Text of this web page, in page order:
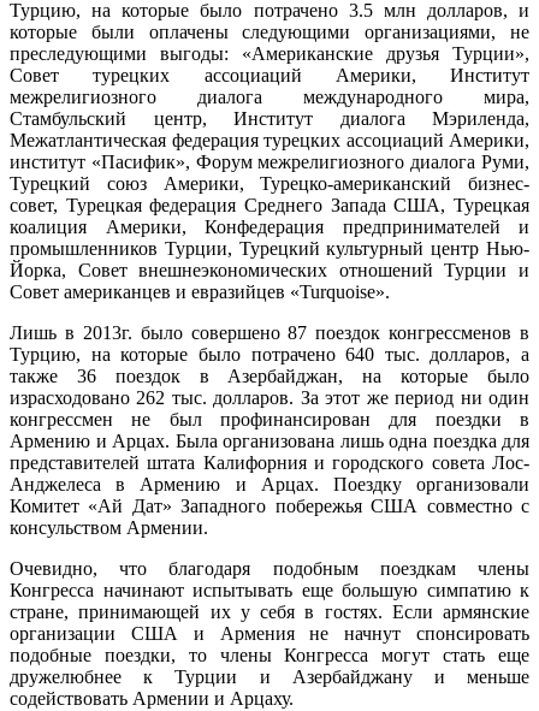
Турцию, на которые было потрачено 3.5 млн долларов, и
которые были оплачены следующими организациями, не
преследующими выгоды: «Американские друзья Турции»,
Совет турецких ассоциаций Америки, Институт
межрелигиозного диалога международного мира,
Стамбульский центр, Институт диалога Мэриленда,
Межатлантическая федерация турецких ассоциаций Америки,
институт «Пасифик», Форум межрелигиозного диалога Руми,
Турецкий союз Америки, Турецко-американский бизнес-
совет, Турецкая федерация Среднего Запада США, Турецкая
коалиция Америки, Конфедерация предпринимателей и
промышленников Турции, Турецкий культурный центр Нью-
Йорка, Совет внешнеэкономических отношений Турции и
Совет американцев и евразийцев «Turquoise».
Лишь в 2013г. было совершено 87 поездок конгрессменов в
Турцию, на которые было потрачено 640 тыс. долларов, а
также 36 поездок в Азербайджан, на которые было
израсходовано 262 тыс. долларов. За этот же период ни один
конгрессмен не был профинансирован для поездки в
Армению и Арцах. Была организована лишь одна поездка для
представителей штата Калифорния и городского совета Лос-
Анджелеса в Армению и Арцах. Поездку организовали
Комитет «Ай Дат» Западного побережья США совместно с
консульством Армении.
Очевидно, что благодаря подобным поездкам члены
Конгресса начинают испытывать еще большую симпатию к
стране, принимающей их у себя в гостях. Если армянские
организации США и Армения не начнут спонсировать
подобные поездки, то члены Конгресса могут стать еще
дружелюбнее к Турции и Азербайджану и меньше
содействовать Армении и Арцаху.